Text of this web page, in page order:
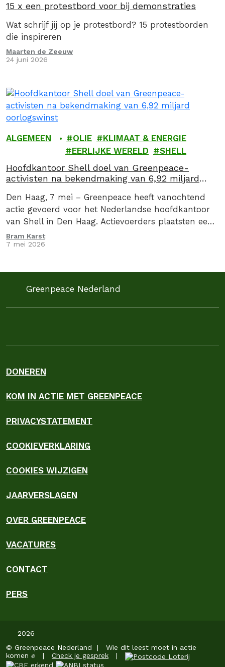
15 x een protestbord voor bij demonstraties
Wat schrijf jij op je protestbord? 15 protestborden
die inspireren
Maarten de Zeeuw
24 juni 2026
ALGEMEEN OLIE
KLIMAAT & ENERGIE
EERLIJKE WERELD
SHELL
Hoofdkantoor Shell doel van Greenpeace-
activisten na bekendmaking van 6,92 miljard
Den Haag, 7 mei – Greenpeace heeft vanochtend
actie gevoerd voor het Nederlandse hoofdkantoor
van Shell in Den Haag. Actievoerders plaatsten een
drie meter hoge zuil met daarop de oorlogswinst…
Bram Karst
7 mei 2026
Greenpeace Nederland
DONEREN
KOM IN ACTIE MET GREENPEACE
PRIVACYSTATEMENT
COOKIEVERKLARING
COOKIES WIJZIGEN
JAARVERSLAGEN
OVER GREENPEACE
VACATURES
CONTACT
PERS
2026
© Greenpeace Nederland | Wie dit leest moet in actie
komen ✊ | Check je gesprek |